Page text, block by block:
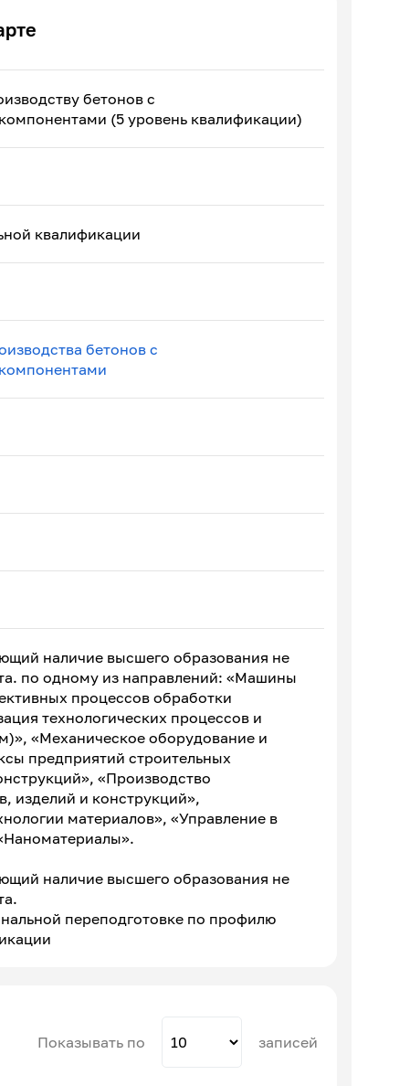
бетонов с
(5 уровень квалификации)
квалификации
бетонов с
наличие высшего образования не
по одному из направлений: «Машины
процессов обработки
технологических процессов и
«Механическое оборудование и
предприятий строительных
«Производство
изделий и конструкций»,
материалов», «Управление в
наличие высшего образования не
переподготовке по профилю
Показывать по записей